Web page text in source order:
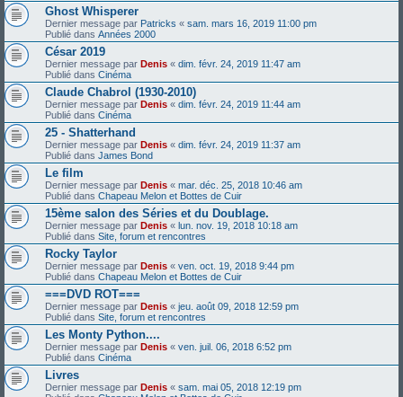
Ghost Whisperer
Dernier message par Patricks « sam. mars 16, 2019 11:00 pm
Publié dans Années 2000
César 2019
Dernier message par Denis « dim. févr. 24, 2019 11:47 am
Publié dans Cinéma
Claude Chabrol (1930-2010)
Dernier message par Denis « dim. févr. 24, 2019 11:44 am
Publié dans Cinéma
25 - Shatterhand
Dernier message par Denis « dim. févr. 24, 2019 11:37 am
Publié dans James Bond
Le film
Dernier message par Denis « mar. déc. 25, 2018 10:46 am
Publié dans Chapeau Melon et Bottes de Cuir
15ème salon des Séries et du Doublage.
Dernier message par Denis « lun. nov. 19, 2018 10:18 am
Publié dans Site, forum et rencontres
Rocky Taylor
Dernier message par Denis « ven. oct. 19, 2018 9:44 pm
Publié dans Chapeau Melon et Bottes de Cuir
===DVD ROT===
Dernier message par Denis « jeu. août 09, 2018 12:59 pm
Publié dans Site, forum et rencontres
Les Monty Python....
Dernier message par Denis « ven. juil. 06, 2018 6:52 pm
Publié dans Cinéma
Livres
Dernier message par Denis « sam. mai 05, 2018 12:19 pm